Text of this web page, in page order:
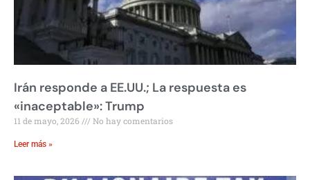
Irán responde a EE.UU.; La respuesta es
«inaceptable»: Trump
11 de mayo, 2026 No hay comentarios
Leer más »